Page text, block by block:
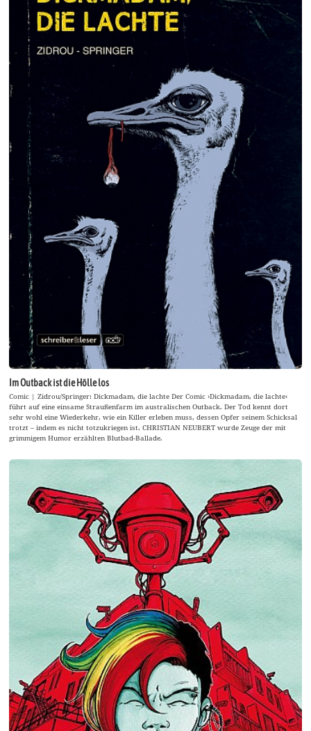
Im Outback ist die Hölle los
Comic | Zidrou/Springer: Dickmadam, die lachte Der Comic ›Dickmadam, die lachte‹
führt auf eine einsame Straußenfarm im australischen Outback. Der Tod kennt dort
sehr wohl eine Wiederkehr, wie ein Killer erleben muss, dessen Opfer seinem Schicksal
trotzt – indem es nicht totzukriegen ist. CHRISTIAN NEUBERT wurde Zeuge der mit
grimmigem Humor erzählten Blutbad-Ballade.